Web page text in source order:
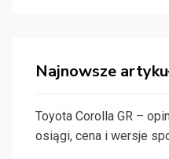
Najnowsze
Toyota Corolla GR –
osiągi, cena i wersje